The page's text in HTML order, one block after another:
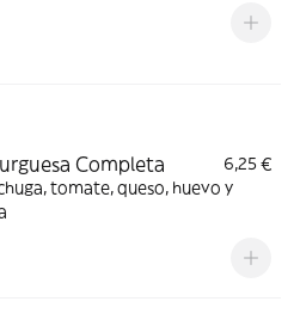
Completa
6,25 €
tomate, queso, huevo y